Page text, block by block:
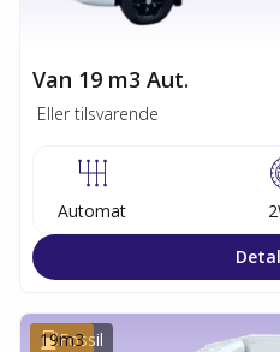
Van 19 m3 Aut.
Eller tilsvarende
Automat
Fossil
19m3